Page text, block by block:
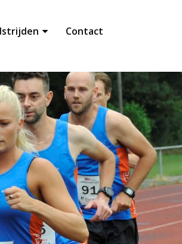
Contact